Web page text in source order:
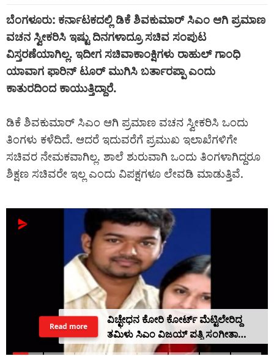
ಬೆಂಗಳೂರು: ಕರ್ನಾಟಕದಲ್ಲಿ ಡಿಕೆ ಶಿವಕುಮಾರ್ ಸಿಎಂ ಆಗಿ ಪ್ರಮಾಣ
ವಚನ ಸ್ವೀಕರಿಸಿ ಇಷ್ಟು ದಿನಗಳಾದ್ರೂ ಸಚಿವ ಸಂಪುಟ
ವಿಸ್ತರಣೆಯಾಗಿಲ್ಲ. ಇದೀಗ ಸಚಿವಾಕಾಂಕ್ಷಿಗಳು ರಾಹುಲ್ ಗಾಂಧಿ
ಯಾವಾಗ ಫಾರಿನ್ ಟೂರ್ ಮುಗಿಸಿ ಬರ್ತಾರಪ್ಪಾ ಎಂದು
ಕಾತುರದಿಂದ ಕಾಯುತ್ತಿದ್ದಾರೆ.
ಡಿಕೆ ಶಿವಕುಮಾರ್ ಸಿಎಂ ಆಗಿ ಪ್ರಮಾಣ ವಚನ ಸ್ವೀಕರಿಸಿ ಒಂದು
ತಿಂಗಳು ಕಳೆದಿದೆ. ಆದರೆ ಇದುವರೆಗೆ ಪ್ರಮುಖ ಇಲಾಖೆಗಳಿಗೇ
ಸಚಿವರ ನೇಮಕವಾಗಿಲ್ಲ. ಶಾಲೆ ಶುರುವಾಗಿ ಒಂದು ತಿಂಗಳಾಗಿದ್ದರೂ
ಶಿಕ್ಷಣ ಸಚಿವರೇ ಇಲ್ಲ ಎಂದು ವಿಪಕ್ಷಗಳೂ ಲೇವಡಿ ಮಾಡುತ್ತಿವೆ.
ವಿಚ್ಛೇಧನ ಕೋರಿ ಕೋರ್ಟ್ ಮೆಟ್ಟಿಲೇರಿದ್ದ
ತಮಿಳು ಸಿಎಂ ವಿಜಯ್ ಪತ್ನಿ ಸಂಗೀತಾ
ಮನಸ್ಸು ಬದಲು, ಮಹತ್ವದ ಬದಲಾವಣೆ
Read more